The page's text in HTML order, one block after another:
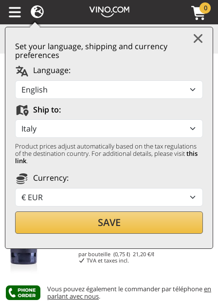
Set your language, shipping and currency
preferences
Language:
Ship to:
Product prices adjust automatically based on the tax regulations
of the destination country. For additional details, please visitthis
link.
Currency:
SAVE
0
Piemonte DOC Barbera
Appassimento 2023
Ricossa
RICOSSA
0,75 ℓ
15,90€
par bouteille (0,75 ℓ)21,20 €/ℓ
TVA et taxes incl.
Vous pouvez également le commander par téléphoneen
parlant avec nous.